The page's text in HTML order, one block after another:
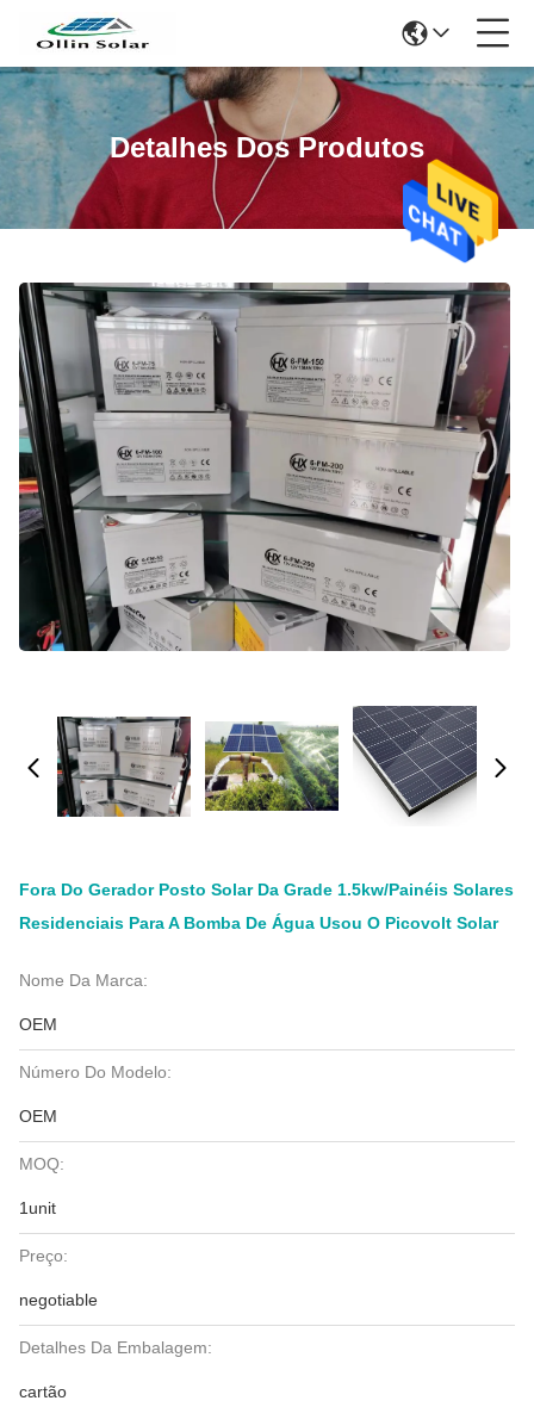
Detalhes Dos Produtos
Fora Do Gerador Posto Solar Da Grade 1.5kw/painéis Solares
Residenciais Para A Bomba De Água Usou O Picovolt Solar
Nome Da Marca:
OEM
Número Do Modelo:
OEM
MOQ:
1unit
Preço:
negotiable
Detalhes Da Embalagem:
cartão